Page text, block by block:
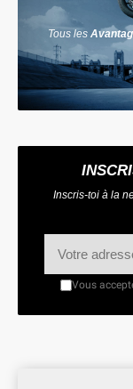
Tous les
Inscris-toi à la
Vous